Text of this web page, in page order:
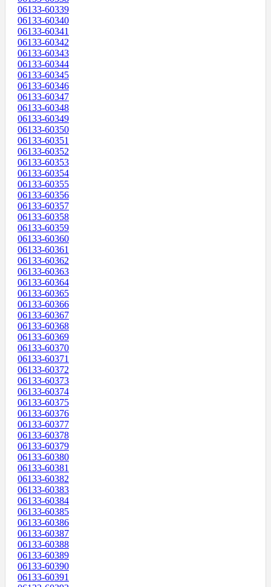
06133-60339
06133-60340
06133-60341
06133-60342
06133-60343
06133-60344
06133-60345
06133-60346
06133-60347
06133-60348
06133-60349
06133-60350
06133-60351
06133-60352
06133-60353
06133-60354
06133-60355
06133-60356
06133-60357
06133-60358
06133-60359
06133-60360
06133-60361
06133-60362
06133-60363
06133-60364
06133-60365
06133-60366
06133-60367
06133-60368
06133-60369
06133-60370
06133-60371
06133-60372
06133-60373
06133-60374
06133-60375
06133-60376
06133-60377
06133-60378
06133-60379
06133-60380
06133-60381
06133-60382
06133-60383
06133-60384
06133-60385
06133-60386
06133-60387
06133-60388
06133-60389
06133-60390
06133-60391